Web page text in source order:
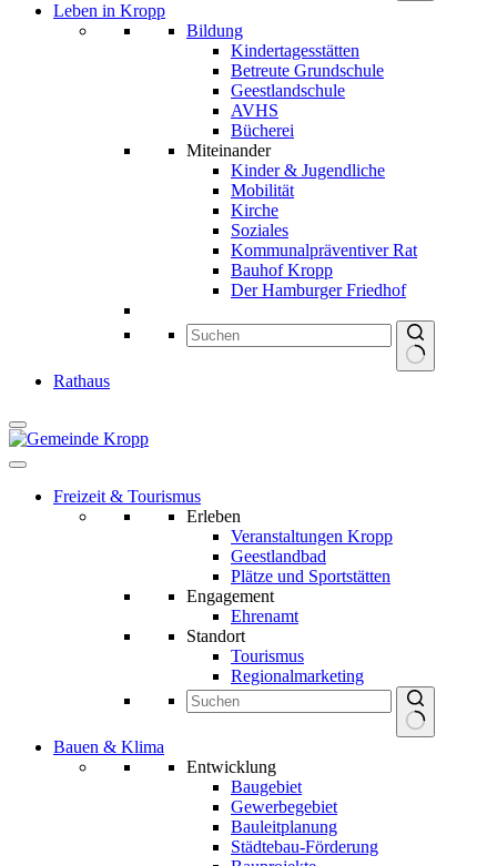
Ergebnisse
Leben in Kropp
Bildung
Kindertagesstätten
Betreute Grundschule
Geestlandschule
AVHS
Bücherei
Miteinander
Kinder & Jugendliche
Mobilität
Kirche
Soziales
Kommunalpräventiver Rat
Bauhof Kropp
Der Hamburger Friedhof
Rathaus
Freizeit & Tourismus
Erleben
Veranstaltungen Kropp
Geestlandbad
Plätze und Sportstätten
Engagement
Ehrenamt
Standort
Tourismus
Regionalmarketing
Ergebnisse
Bauen & Klima
Entwicklung
Baugebiet
Gewerbegebiet
Bauleitplanung
Städtebau-Förderung